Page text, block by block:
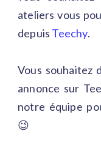
ateliers vous
depuis Teechy.
Vous souhaitez
annonce sur
notre équipe
😉